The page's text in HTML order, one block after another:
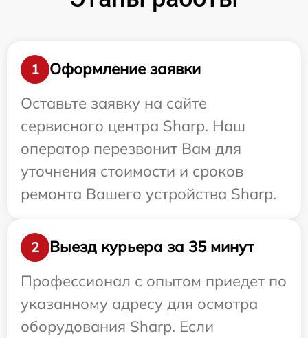
1
Оформление заявки
Оставьте заявку на сайте
сервисного центра Sharp. Наш
оператор перезвонит Вам для
уточнения стоимости и сроков
ремонта Вашего устройства Sharp.
2
Выезд курьера за 35 минут
Профессионал с опытом приедет по
указанному адресу для осмотра
оборудования Sharp. Если